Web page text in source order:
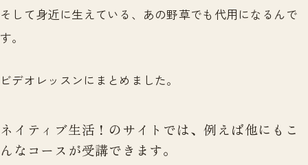
そして身近に生えている、あの野草でも代用になるんで
す。
ビデオレッスンにまとめました。
ネイティブ生活！のサイトでは、例えば他にもこ
んなコースが受講できます。